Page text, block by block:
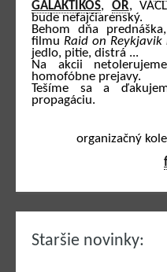
GALAKTIKOS, OR,
bude nefajčiarenský.
Behom dňa
filmu Raid on Reykjavik
jedlo, pitie, distrá ...
Na akcii
homofóbne prejavy.
Tešíme sa a
propagáciu.
organizačný
Staršie novinky: